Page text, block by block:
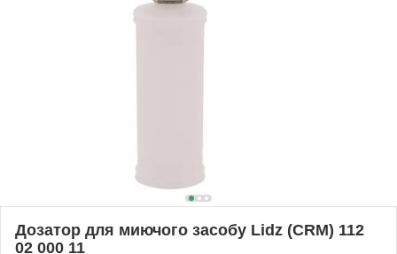
Дозатор для миючого засобу Lidz (CRM) 112
02 000 11